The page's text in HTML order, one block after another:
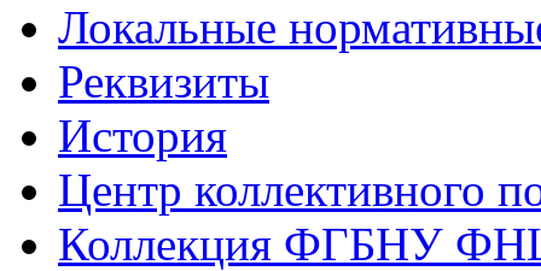
Локальные
Реквизиты
История
Центр коллективного
Коллекция ФГБНУ